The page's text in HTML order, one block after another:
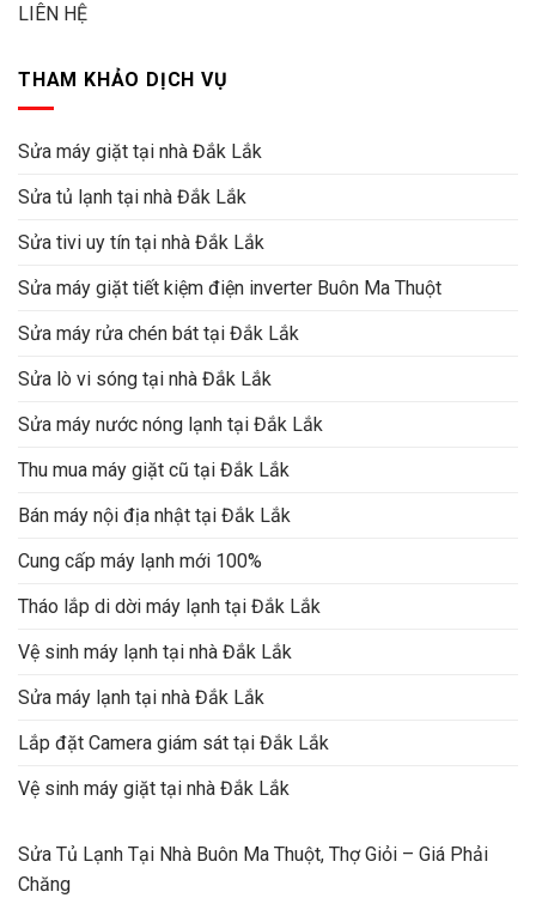
LIÊN HỆ
THAM KHẢO DỊCH VỤ
Sửa máy giặt tại nhà Đắk Lắk
Sửa tủ lạnh tại nhà Đắk Lắk
Sửa tivi uy tín tại nhà Đắk Lắk
Sửa máy giặt tiết kiệm điện inverter Buôn Ma Thuột
Sửa máy rửa chén bát tại Đắk Lắk
Sửa lò vi sóng tại nhà Đắk Lắk
Sửa máy nước nóng lạnh tại Đắk Lắk
Thu mua máy giặt cũ tại Đắk Lắk
Bán máy nội địa nhật tại Đắk Lắk
Cung cấp máy lạnh mới 100%
Tháo lắp di dời máy lạnh tại Đắk Lắk
Vệ sinh máy lạnh tại nhà Đắk Lắk
Sửa máy lạnh tại nhà Đắk Lắk
Lắp đặt Camera giám sát tại Đắk Lắk
Vệ sinh máy giặt tại nhà Đắk Lắk
Sửa Tủ Lạnh Tại Nhà Buôn Ma Thuột, Thợ Giỏi – Giá Phải
Chăng